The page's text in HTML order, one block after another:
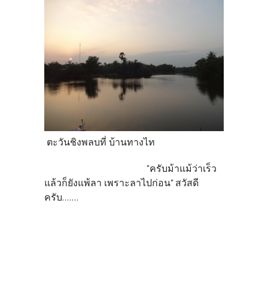
ตะวันชิงพลบที่ บ้านทางไท
"ครับม้าแม้ว่าเร็ว
แล้วก็ยังแพ้ลา เพราะลาไปก่อน" สวัสดี
ครับ.......